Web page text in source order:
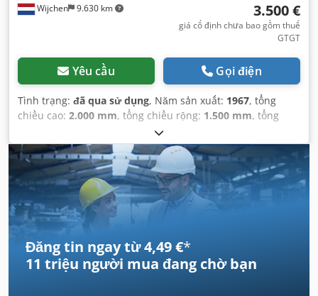
Wijchen 9.630 km 3.500 €
giá cố định chưa bao gồm thuế
GTGT
Yêu cầu Gọi điện
Tình trạng: đã qua sử dụng, Năm sản xuất: 1967, tổng
chiều cao: 2.000 mm, tổng chiều rộng: 1.500 mm, tổng
Đăng tin ngay từ 4,49 €*
11 triệu người mua đang chờ bạn